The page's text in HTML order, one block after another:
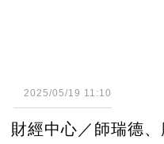
2025/05/19 11:10
財經中心／師瑞德